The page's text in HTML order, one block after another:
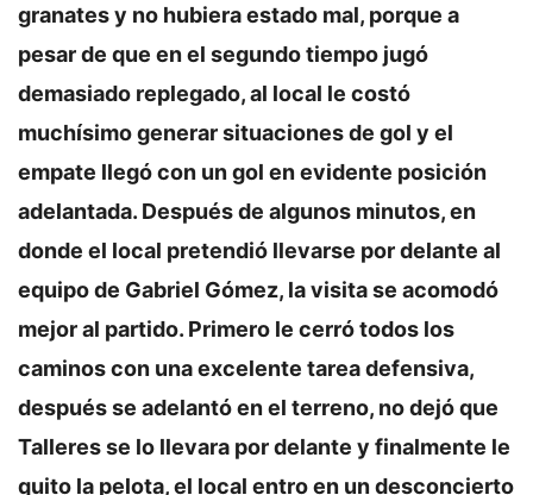
granates y no hubiera estado mal, porque a
pesar de que en el segundo tiempo jugó
demasiado replegado, al local le costó
muchísimo generar situaciones de gol y el
empate llegó con un gol en evidente posición
adelantada. Después de algunos minutos, en
donde el local pretendió llevarse por delante al
equipo de Gabriel Gómez, la visita se acomodó
mejor al partido. Primero le cerró todos los
caminos con una excelente tarea defensiva,
después se adelantó en el terreno, no dejó que
Talleres se lo llevara por delante y finalmente le
quito la pelota, el local entro en un desconcierto